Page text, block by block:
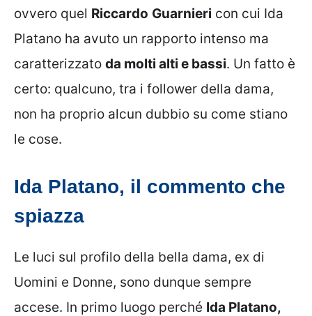
ovvero quel Riccardo Guarnieri con cui Ida
Platano ha avuto un rapporto intenso ma
caratterizzato da molti alti e bassi. Un fatto è
certo: qualcuno, tra i follower della dama,
non ha proprio alcun dubbio su come stiano
le cose.
Ida Platano, il commento che
spiazza
Le luci sul profilo della bella dama, ex di
Uomini e Donne, sono dunque sempre
accese. In primo luogo perché Ida Platano,